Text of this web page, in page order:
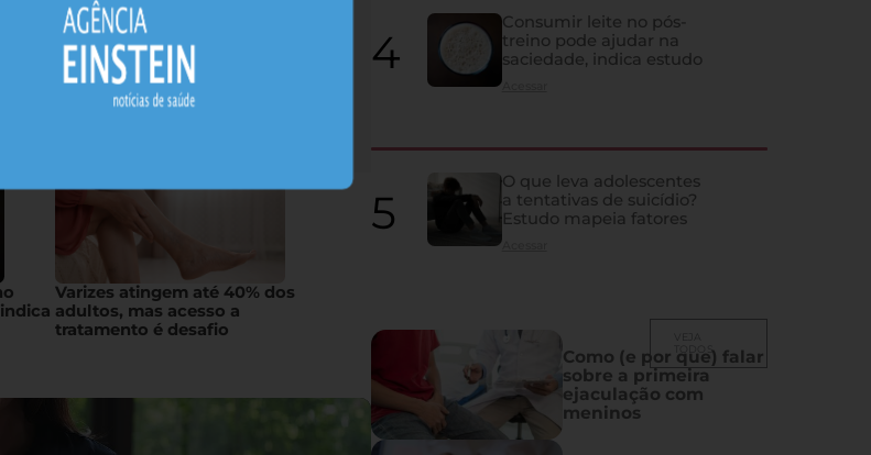
nativos concentram substâncias
Ela influencia humor, memória, fertilidade, sono e vida sexual;
despercebidos e os principais problemas que atingem a glândula
Varizes atingem até 40% dos
adultos, mas acesso a
tratamento é desafio
Consumir leite no pós-
treino pode ajudar na
saciedade, indica estudo
Acessar
O que leva adolescentes
a tentativas de suicídio?
Estudo mapeia fatores
Acessar
TODOS
Como (e por que) falar
sobre a primeira
ejaculação com
meninos